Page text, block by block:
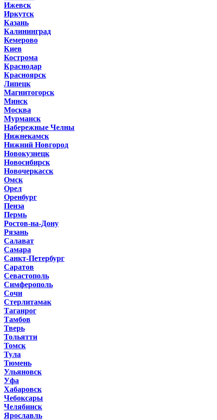
Ижевск
Иркутск
Казань
Калининград
Кемерово
Киев
Кострома
Краснодар
Красноярск
Липецк
Магнитогорск
Минск
Москва
Мурманск
Набережные Челны
Нижнекамск
Нижний Новгород
Новокузнецк
Новосибирск
Новочеркасск
Омск
Орел
Оренбург
Пенза
Пермь
Ростов-на-Дону
Рязань
Салават
Самара
Санкт-Петербург
Саратов
Севастополь
Симферополь
Сочи
Стерлитамак
Таганрог
Тамбов
Тверь
Тольятти
Томск
Тула
Тюмень
Ульяновск
Уфа
Хабаровск
Чебоксары
Челябинск
Ярославль